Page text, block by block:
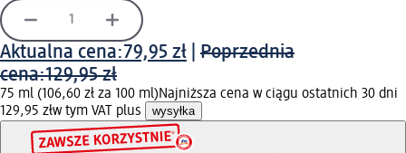
Aktualna cena:79,95 zł
Poprzednia
cena:129,95 zł
75 ml (106,60 zł za 100 ml)Najniższa cena w ciągu ostatnich 30 dni
129,95 złw tym VAT plus wysyłka